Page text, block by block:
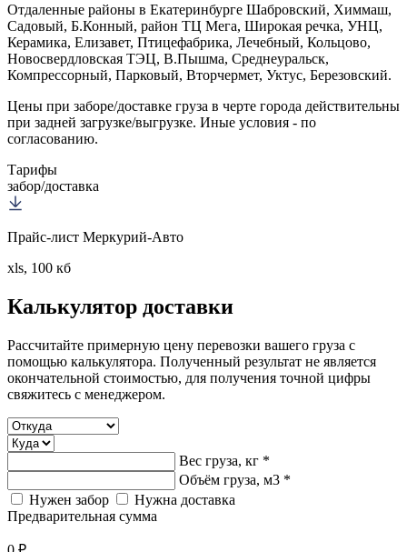
Отдаленные районы в Екатеринбурге Шабровский, Химмаш,
Садовый, Б.Конный, район ТЦ Мега, Широкая речка, УНЦ,
Керамика, Елизавет, Птицефабрика, Лечебный, Кольцово,
Новосвердловская ТЭЦ, В.Пышма, Среднеуральск,
Компрессорный, Парковый, Вторчермет, Уктус, Березовский.
Цены при заборе/доставке груза в черте города действительны
при задней загрузке/выгрузке. Иные условия - по
согласованию.
Тарифы
забор/доставка
Прайс-лист Меркурий-Авто
xls, 100 кб
Калькулятор доставки
Рассчитайте примерную цену перевозки вашего груза с
помощью калькулятора. Полученный результат не является
окончательной стоимостью, для получения точной цифры
свяжитесь с менеджером.
Вес груза, кг *
Объём груза, м3 *
Нужен забор
Нужна доставка
Предварительная сумма